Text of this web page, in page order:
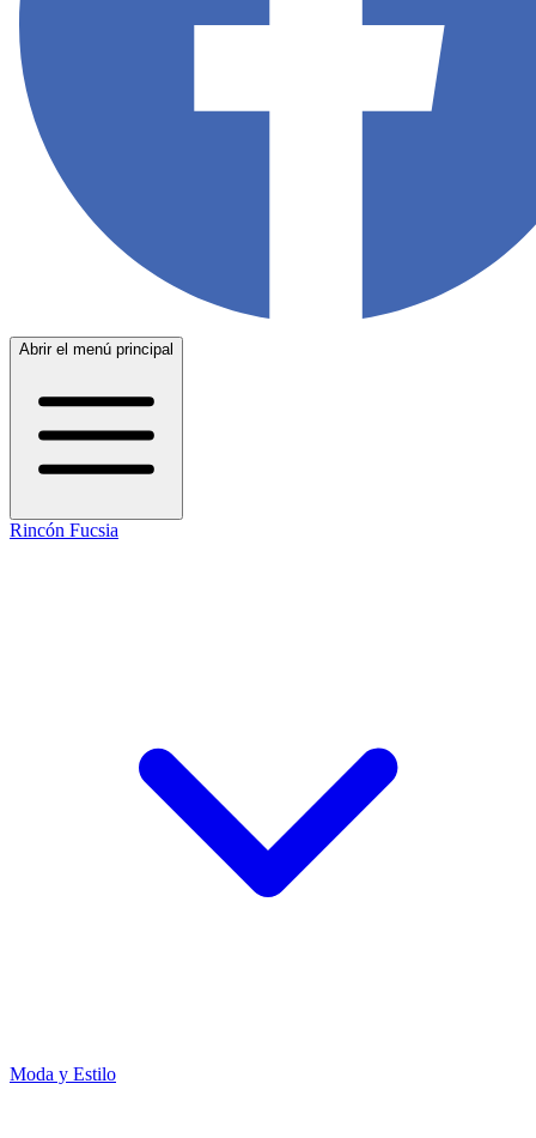
Abrir el menú principal
Rincón Fucsia
Moda y Estilo